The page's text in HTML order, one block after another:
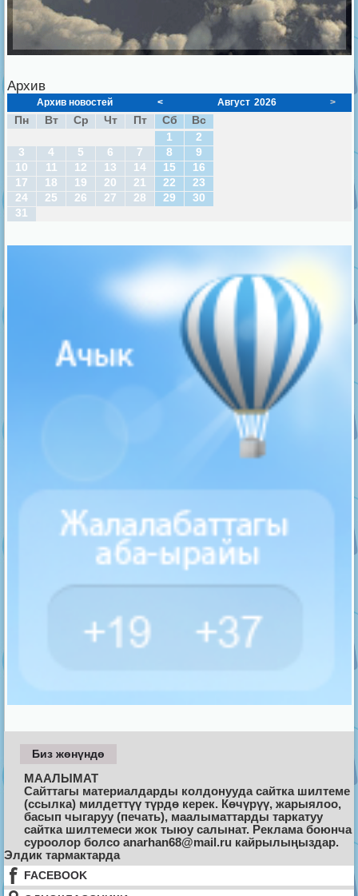
Архив
Архив новостей < Август 2026 >
Пн Вт Ср Чт Пт Сб
Вс
1
2
3
4 5 6 7 8
9
10
11 12 13 14 15
16
17
18 19 20 21 22
23
24
25 26 27 28 29
30
31
Биз жөнүндө
МААЛЫМАТ
Сайттагы материалдарды колдонууда сайтка шилтеме
(ссылка) милдеттүү түрдө керек. Көчүрүү, жарыялоо,
басып чыгаруу (печать), маалыматтарды таркатуу
сайтка шилтемеси жок тыюу салынат. Реклама боюнча
суроолор болсо anarhan68@mail.ru кайрылыңыздар.
Элдик тармактарда
FACEBOOK